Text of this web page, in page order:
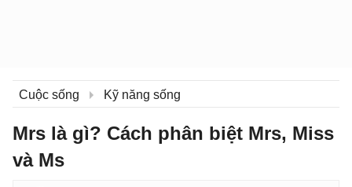
Cuộc sống Kỹ năng sống
Mrs là gì? Cách phân biệt Mrs, Miss
và Ms